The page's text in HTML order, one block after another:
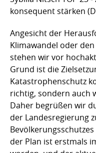
konsequent stärken
Angesicht der
Klimawandel oder
stehen wir vor
Grund ist die
Katastrophenschutz
richtig, sondern auch
Daher begrüßen wir
der Landesregierung
der Plan ist erstmals